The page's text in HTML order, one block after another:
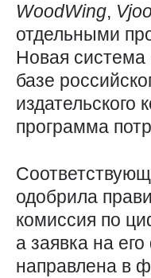
WoodWing,
отдельными
Новая система
базе
издательского
программа
одобрила
комиссия по
а заявка на
направлена в